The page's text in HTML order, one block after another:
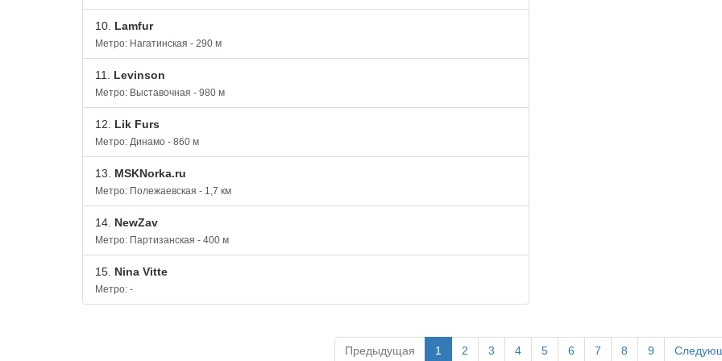
10. Lamfur
Метро: Нагатинская - 290 м
11. Levinson
Метро: Выставочная - 980 м
12. Lik Furs
Метро: Динамо - 860 м
13. MSKNorka.ru
Метро: Полежаевская - 1,7 км
14. NewZav
Метро: Партизанская - 400 м
15. Nina Vitte
Метро: -
Предыдущая 1 2 3 4 5 6 7 8 9